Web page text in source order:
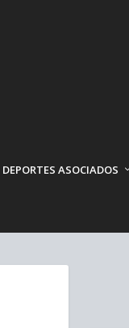
DEPORTES ASOCIADOS